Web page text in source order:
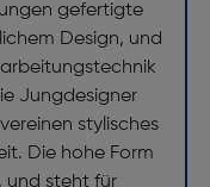
gefertigte
Design, und
Jungdesigner
stylisches
Die hohe Form
und steht für